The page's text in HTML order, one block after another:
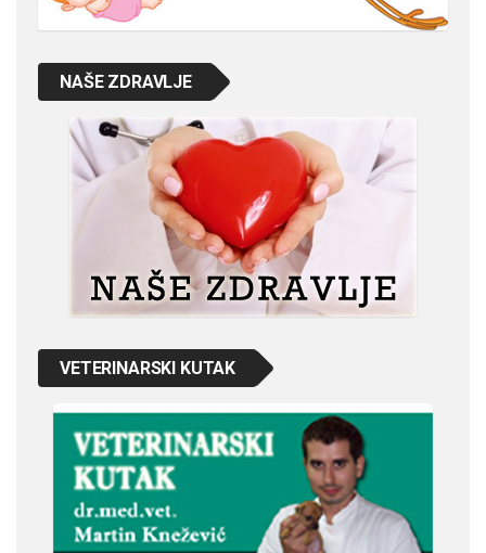
NAŠE ZDRAVLJE
VETERINARSKI KUTAK